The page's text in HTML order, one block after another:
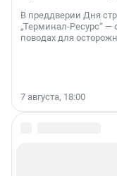
В преддверии Дня
„Терминал-Ресурс“
поводах для
7 августа, 18:00